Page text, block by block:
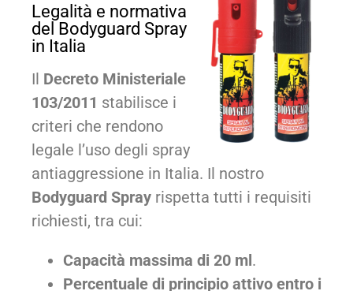
Legalità e normativa
del Bodyguard Spray
in Italia
Il Decreto Ministeriale
103/2011 stabilisce i
criteri che rendono
legale l’uso degli spray
antiaggressione in Italia. Il nostro
Bodyguard Spray rispetta tutti i requisiti
richiesti, tra cui:
Capacità massima di 20 ml.
Percentuale di principio attivo entro i